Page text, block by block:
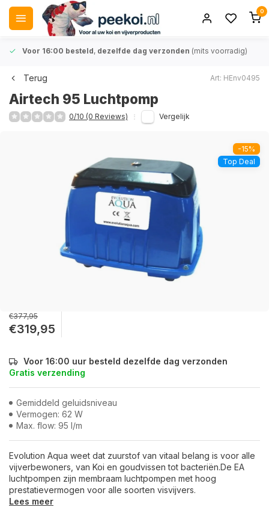
0
Voor 16:00 besteld, dezelfde dag verzonden (mits voorradig)
Terug Art: HEnv0495
Airtech 95 Luchtpomp
0/10 (0 Reviews) Vergelijk
-15%
Top Deal
€377,95
€319,95
Voor 16:00 uur besteld dezelfde dag verzonden
Gratis verzending
Gemiddeld geluidsniveau
Vermogen: 62 W
Max. flow: 95 l/m
Evolution Aqua weet dat zuurstof van vitaal belang is voor alle
vijverbewoners, van Koi en goudvissen tot bacteriën.De EA
luchtpompen zijn membraam luchtpompen met hoog
prestatievermogen voor alle soorten visvijvers.
Lees meer